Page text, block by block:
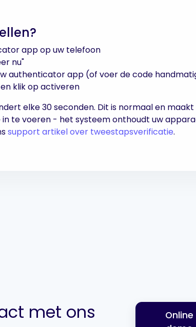
app op uw telefoon
nu"
authenticator app (of voer de code
klik op activeren
elke 30 seconden. Dit is normaal en
te voeren - het systeem onthoudt uw
support artikel over tweestapsverificatie.
met ons
Online